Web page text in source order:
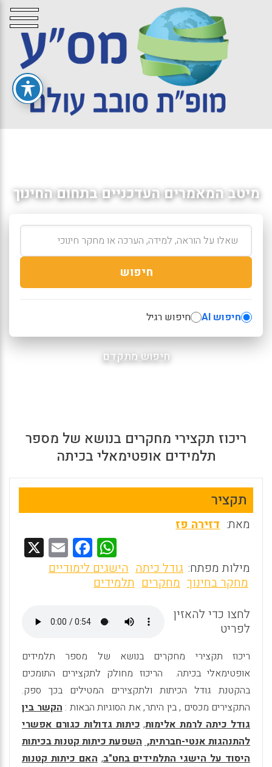
מיטב המאמרים העדכניים בתחום החינוך
חיפוש
חיפוש AI חיפוש רגיל
חיפוש מתקדם
ריכוז תקצירי מחקרים בנושא של מספר
תלמידים אופטימאלי בכיתה
תקציר
מאת: דזירה פז
W
h
at
A
p
F
a
o
k
E
m מילות מפתח: גודל כיתה הישגים לימודיים
מחקר בחינוך מחקרים תלמידים
לחצו כדי להאזין
לפריט
ריכוז תקצירי מחקרים בנושא של מספר תלמידים
אופטימאלי בכיתה. הריכוז מחולק לתקצירים התומכים
בהקטנת גודל הכיתות ולתקצירים המטילים בכך ספק.
התקצירים מכסים , בין היתר, את הסוגיות הבאות :הקשר בין
גודל כיתה לרמת אלימות,כיתות גדולות כגורם אפשרי
להתנהגות אנטי-חברתית,השפעת כיתות קטנות בכיתות
היסוד על הישגי התלמידים בחט"ב,האם כיתות קטנות